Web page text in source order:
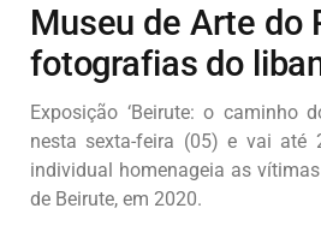
Museu de Arte do
fotografias do
Exposição ‘Beirute: o caminho
nesta sexta-feira (05) e vai até
individual homenageia as
de Beirute, em 2020.